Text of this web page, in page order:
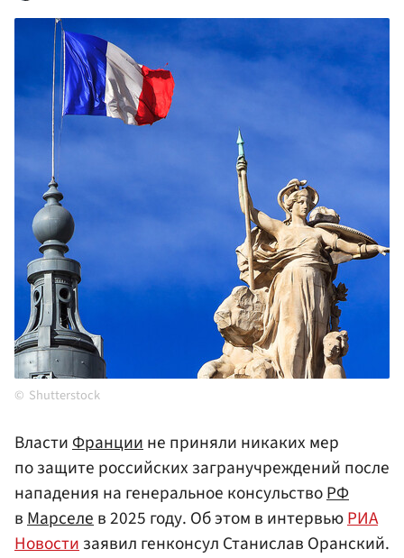
Shutterstock
ВластиФранциине приняли никаких мер
по защите российских загранучреждений после
нападения на генеральное консульствоРФ
вМарселев 2025 году. Об этом в интервьюРИА
Новостизаявил генконсул Станислав Оранский.